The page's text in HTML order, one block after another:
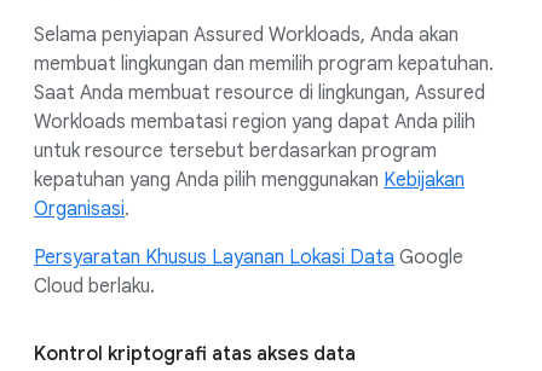
Selama penyiapan Assured Workloads, Anda akan
membuat lingkungan dan memilih program kepatuhan.
Saat Anda membuat resource di lingkungan, Assured
Workloads membatasi region yang dapat Anda pilih
untuk resource tersebut berdasarkan program
kepatuhan yang Anda pilih menggunakan Kebijakan
Organisasi.
Persyaratan Khusus Layanan Lokasi Data Google
Cloud berlaku.
Kontrol kriptografi atas akses data